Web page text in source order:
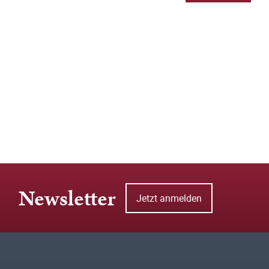
Newsletter Jetzt anmelden